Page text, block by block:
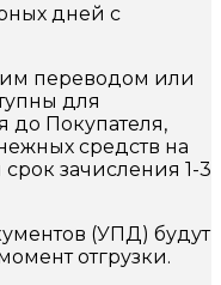
дней с
переводом или
для
до Покупателя,
средств на
зачисления 1-3
(УПД) будут
отгрузки.